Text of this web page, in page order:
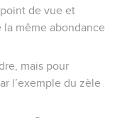
de vue et
la même abondance
mais pour
l’exemple du zèle